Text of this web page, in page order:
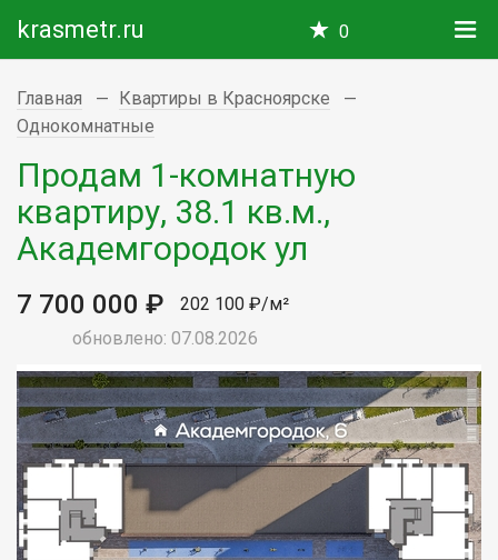
krasmetr.ru 0
Главная
Квартиры в Красноярске
Однокомнатные
Продам 1-комнатную
квартиру, 38.1 кв.м.,
Академгородок ул
7 700 000 ₽
202 100 ₽/м²
обновлено: 07.08.2026